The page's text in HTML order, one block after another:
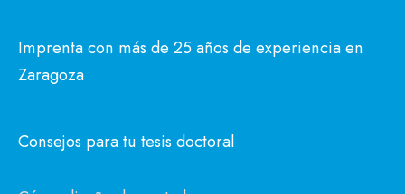
Imprenta con más de 25 años de experiencia en
Zaragoza
Consejos para tu tesis doctoral